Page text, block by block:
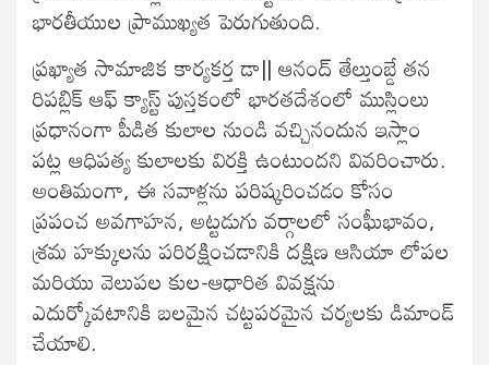
భారతీయుల ప్రాముఖ్యత పెరుగుతుంది.
ప్రఖ్యాత సామాజిక కార్యకర్త డా|| ఆనంద్ తేల్తుంబ్డే తన
రిపబ్లిక్ ఆఫ్ క్యాస్ట్ పుస్తకంలో భారతదేశంలో ముస్లింలు
ప్రధానంగా పీడిత కులాల నుండి వచ్చినందున ఇస్లాం
పట్ల ఆధిపత్య కులాలకు విరక్తి ఉంటుందని వివరించారు.
అంతిమంగా, ఈ సవాళ్లను పరిష్కరించడం కోసం
ప్రపంచ అవగాహన, అట్టడుగు వర్గాలలో సంఘీభావం,
శ్రమ హక్కులను పరిరక్షించడానికి దక్షిణ ఆసియా లోపల
మరియు వెలుపల కుల-ఆధారిత వివక్షను
ఎదుర్కోవటానికి బలమైన చట్టపరమైన చర్యలకు డిమాండ్
చేయాలి.